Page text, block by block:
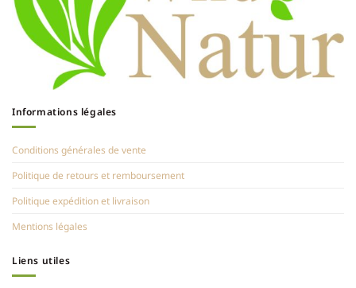
Informations légales
Conditions générales de vente
Politique de retours et remboursement
Politique expédition et livraison
Mentions légales
Liens utiles